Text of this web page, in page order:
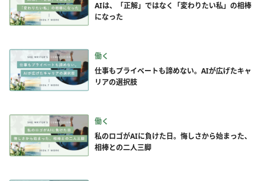
AIは、「正解」ではなく「変わりたい私」の相棒
になった
働く
仕事もプライベートも諦めない。AIが広げたキャ
リアの選択肢
働く
私のロゴがAIに負けた日。悔しさから始まった、
相棒との二人三脚